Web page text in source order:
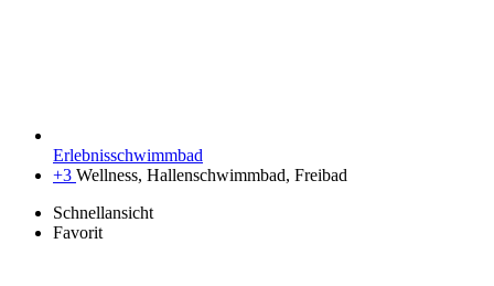
Erlebnisschwimmbad
+3 Wellness, Hallenschwimmbad, Freibad
Schnellansicht
Favorit